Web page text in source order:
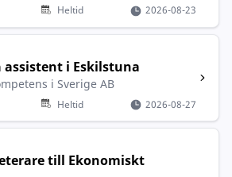
Heltid 2026-08-23
assistent i Eskilstuna
i Sverige AB
Heltid 2026-08-27
till Ekonomiskt